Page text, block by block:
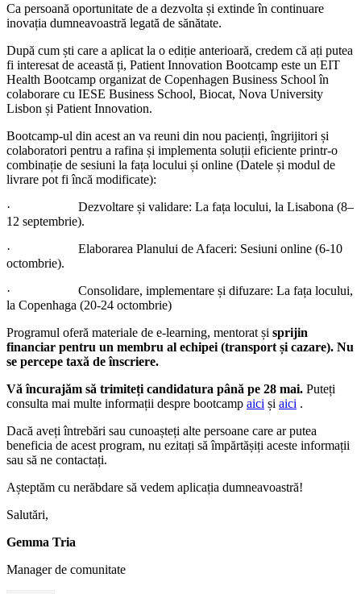
Ca persoană oportunitate de a dezvolta și extinde în continuare
inovația dumneavoastră legată de sănătate.
După cum ști care a aplicat la o ediție anterioară, credem că ați putea
fi interesat de această ți, Patient Innovation Bootcamp este un EIT
Health Bootcamp organizat de Copenhagen Business School în
colaborare cu IESE Business School, Biocat, Nova University
Lisbon și Patient Innovation.
Bootcamp-ul din acest an va reuni din nou pacienți, îngrijitori și
colaboratori pentru a rafina și implementa soluții eficiente printr-o
combinație de sesiuni la fața locului și online (Datele și modul de
livrare pot fi încă modificate):
· Dezvoltare și validare: La fața locului, la Lisabona (8–
12 septembrie).
· Elaborarea Planului de Afaceri: Sesiuni online (6-10
octombrie).
· Consolidare, implementare și difuzare: La fața locului,
la Copenhaga (20-24 octombrie)
Programul oferă materiale de e-learning, mentorat și sprijin
financiar pentru un membru al echipei (transport și cazare). Nu
se percepe taxă de înscriere.
Vă încurajăm să trimiteți candidatura până pe 28 mai. Puteți
consulta mai multe informații despre bootcamp aici și aici .
Dacă aveți întrebări sau cunoașteți alte persoane care ar putea
beneficia de acest program, nu ezitați să împărtășiți aceste informații
sau să ne contactați.
Așteptăm cu nerăbdare să vedem aplicația dumneavoastră!
Salutări,
Gemma Tria
Manager de comunitate